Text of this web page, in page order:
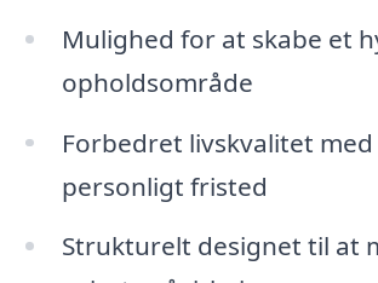
Mulighed for at skabe et
opholdsområde
Forbedret livskvalitet
personligt fristed
Strukturelt designet til at